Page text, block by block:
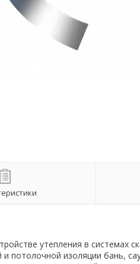
утепления в системах
потолочной изоляции бань,